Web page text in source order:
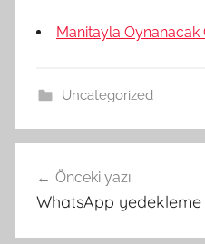
Manitayla Oynanacak
Uncategorized
gezinmesi
Önceki yazı
WhatsApp yedekleme